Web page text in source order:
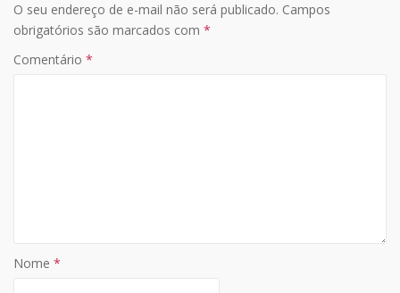
A
p
o Li
O seu endereço de e-mail não será publicado. Campos
obrigatórios são marcados com *
Comentário *
Nome *